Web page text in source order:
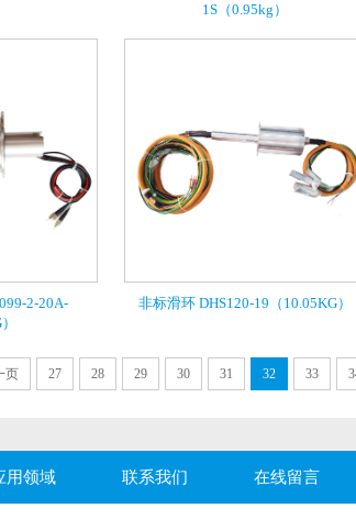
1S（0.95kg）
2-20A-
非标滑环 DHS120-19（10.05KG）
页 27 28 29 30 31 32 33
用领域 联系我们 在线留言